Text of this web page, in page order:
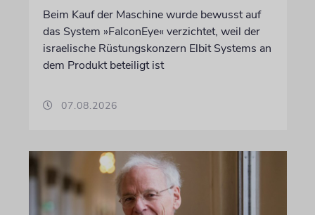
Beim Kauf der Maschine wurde bewusst auf
das System »FalconEye« verzichtet, weil der
israelische Rüstungskonzern Elbit Systems an
dem Produkt beteiligt ist
07.08.2026